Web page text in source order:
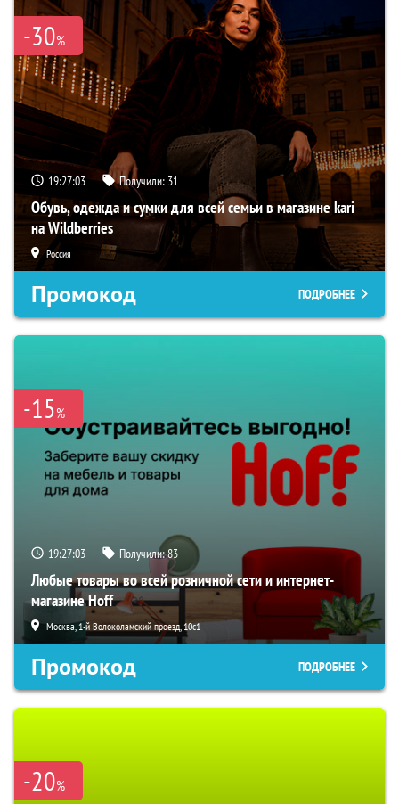
-30%
19:27:02 Получили: 31
Обувь, одежда и сумки для всей семьи в магазине kari
на Wildberries
Россия
Промокод ПОДРОБНЕЕ
-15%
19:27:02 Получили:83
Любые товары во всей розничной сети и интернет-
магазине Hoff
Москва, 1-й Волоколамский проезд, 10с1
Промокод ПОДРОБНЕЕ
-20%